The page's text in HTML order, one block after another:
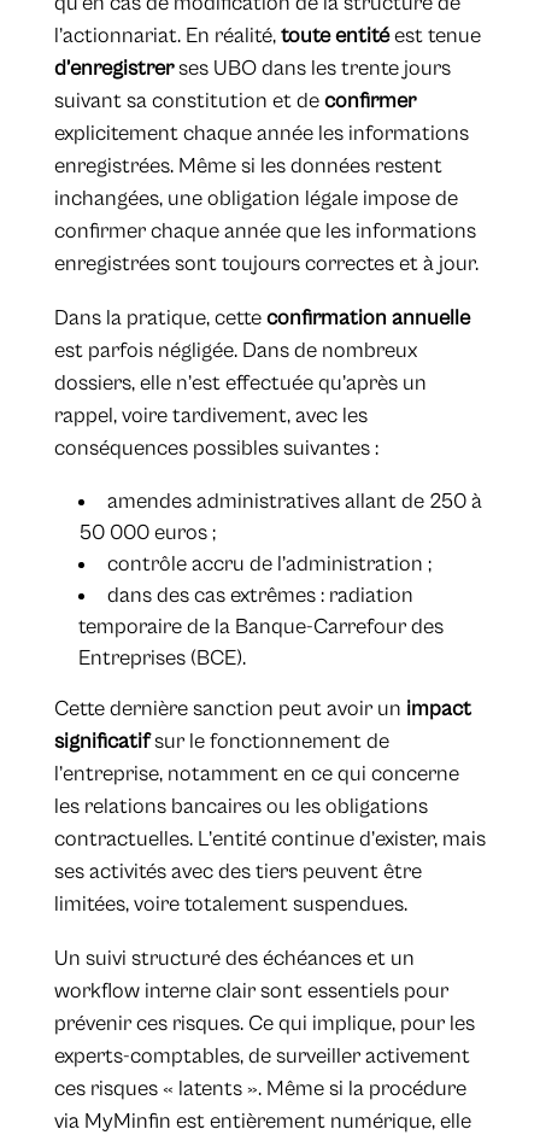
l’actionnariat. En réalité,toute entitéest tenue
d’enregistrerses UBO dans les trente jours
suivant sa constitution et deconfirmer
explicitement chaque année les informations
enregistrées. Même si les données restent
inchangées, une obligation légale impose de
confirmer chaque année que les informations
enregistrées sont toujours correctes et à jour.
Dans la pratique, cetteconfirmation annuelle
est parfois négligée. Dans de nombreux
dossiers, elle n’est effectuée qu’après un
rappel, voire tardivement, avec les
conséquences possibles suivantes :
amendes administratives allant de 250 à
50 000 euros ;
contrôle accru de l’administration ;
dans des cas extrêmes : radiation
temporaire de la Banque-Carrefour des
Entreprises (BCE).
Cette dernière sanction peut avoir un impact
significatifsur le fonctionnement de
l’entreprise, notamment en ce qui concerne
les relations bancaires ou les obligations
contractuelles. L’entité continue d’exister, mais
ses activités avec des tiers peuvent être
limitées, voire totalement suspendues.
Un suivi structuré des échéances et un
workflow interne clair sont essentiels pour
prévenir ces risques. Ce qui implique, pour les
experts-comptables, de surveiller activement
ces risques « latents ». Même si la procédure
via MyMinfin est entièrement numérique, elle